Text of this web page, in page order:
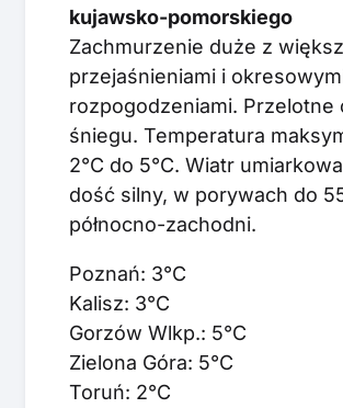
kujawsko-pomorskiego
Zachmurzenie duże z
przejaśnieniami i
rozpogodzeniami. Przelotne
śniegu. Temperatura
2°C do 5°C. Wiatr
dość silny, w porywach do
północno-zachodni.
Poznań: 3°C
Kalisz: 3°C
Gorzów Wlkp.: 5°C
Zielona Góra: 5°C
Toruń: 2°C